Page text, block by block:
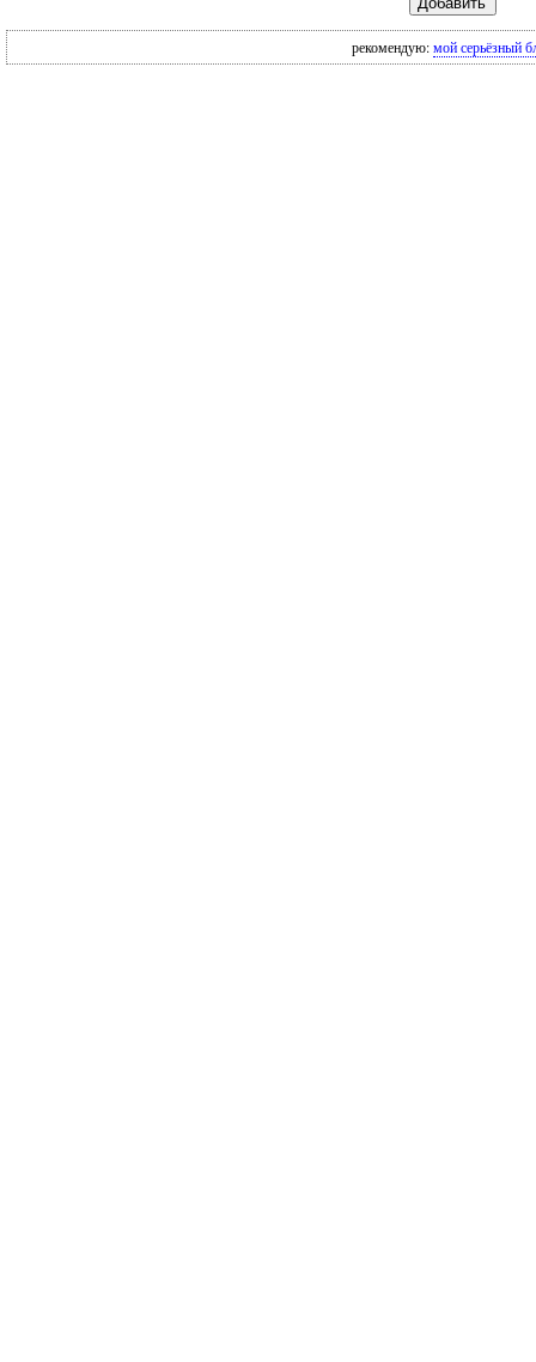
рекомендую: мой серьёзный